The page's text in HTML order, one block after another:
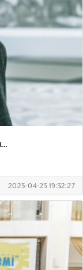
2023-04-23 19:32:27